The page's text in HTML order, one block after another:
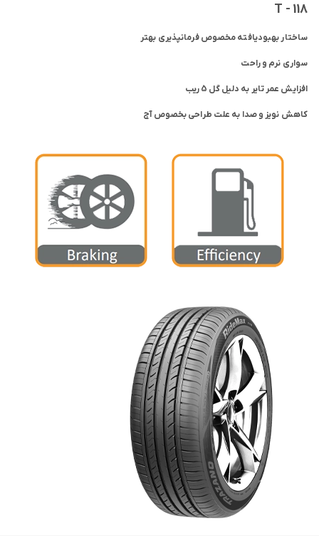
T - 118
ساختار بهبودیافته مخصوص فرمانپذیری بهتر
سواری نرم و راحت
افزایش عمر تایر به دلیل گل 5 ریب
کاهش نویز و صدا به علت طراحی بخصوص آج